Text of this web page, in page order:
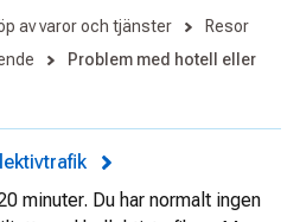
av varor och tjänster
Resor
Problem med hotell eller
minuter. Du har normalt ingen